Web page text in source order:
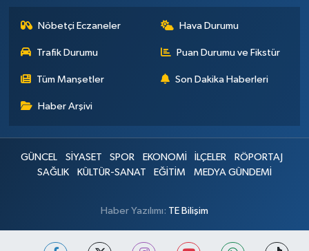
Nöbetçi Eczaneler Hava Durumu
Trafik Durumu Puan Durumu ve Fikstür
Tüm Manşetler Son Dakika Haberleri
Haber Arşivi
GÜNCEL SİYASET SPOR EKONOMİ İLÇELER
RÖPORTAJ
SAĞLIK
KÜLTÜR-SANAT EĞİTİM MEDYA GÜNDEMİ
Haber Yazılımı: TE Bilişim